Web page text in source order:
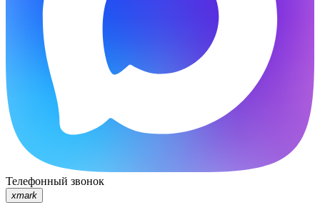
Телефонный звонок
xmark